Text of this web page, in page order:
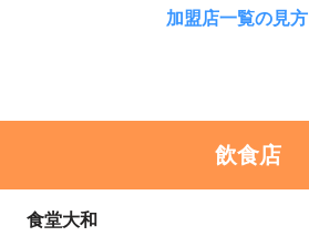
加盟店一覧の見方
飲食店
食堂大和